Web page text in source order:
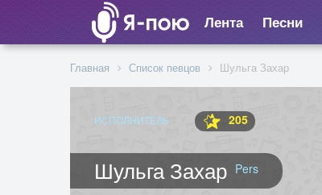
Лента Песни
Главная Список певцов Шульга Захар
ИСПОЛНИТЕЛЬ 205
Шульга Захар Pers